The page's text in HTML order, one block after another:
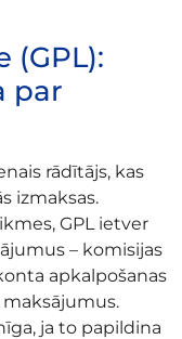
(GPL):
par
rādītājs, kas
izmaksas.
GPL ietver
– komisijas
apkalpošanas
ja to papildina